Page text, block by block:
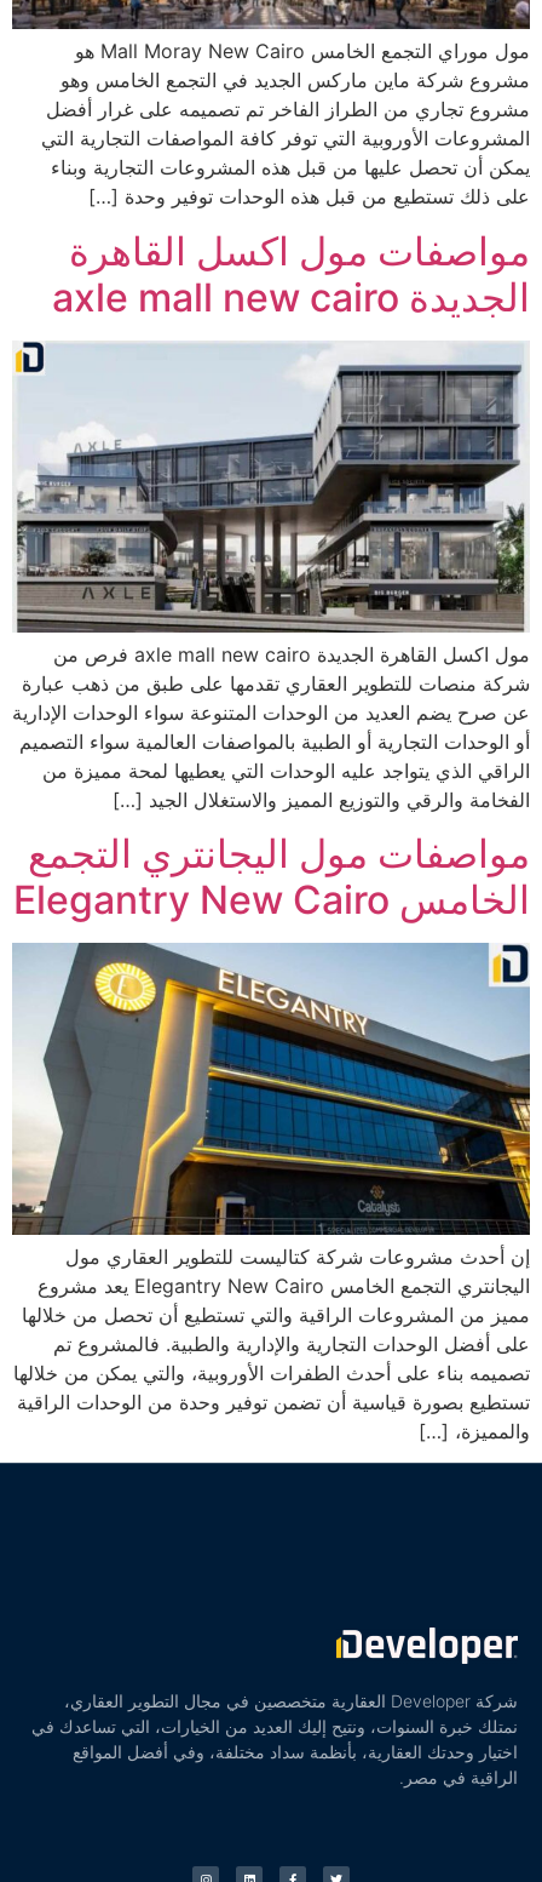
مول موراي التجمع الخامس Mall Moray New Cairo هو
مشروع شركة ماين ماركس الجديد في التجمع الخامس وهو
مشروع تجاري من الطراز الفاخر تم تصميمه على غرار أفضل
المشروعات الأوروبية التي توفر كافة المواصفات التجارية التي
يمكن أن تحصل عليها من قبل هذه المشروعات التجارية وبناء
على ذلك تستطيع من قبل هذه الوحدات توفير وحدة […]
مواصفات مول اكسل القاهرة
الجديدة axle mall new cairo
مول اكسل القاهرة الجديدة axle mall new cairo فرص من
شركة منصات للتطوير العقاري تقدمها على طبق من ذهب عبارة
عن صرح يضم العديد من الوحدات المتنوعة سواء الوحدات الإدارية
أو الوحدات التجارية أو الطبية بالمواصفات العالمية سواء التصميم
الراقي الذي يتواجد عليه الوحدات التي يعطيها لمحة مميزة من
الفخامة والرقي والتوزيع المميز والاستغلال الجيد […]
مواصفات مول اليجانتري التجمع
الخامس Elegantry New Cairo
إن أحدث مشروعات شركة كتاليست للتطوير العقاري مول
اليجانتري التجمع الخامس Elegantry New Cairo يعد مشروع
مميز من المشروعات الراقية والتي تستطيع أن تحصل من خلالها
على أفضل الوحدات التجارية والإدارية والطبية. فالمشروع تم
تصميمه بناء على أحدث الطفرات الأوروبية، والتي يمكن من خلالها
تستطيع بصورة قياسية أن تضمن توفير وحدة من الوحدات الراقية
والمميزة، […]
شركة Developer العقارية متخصصين في مجال التطوير العقاري،
نمتلك خبرة السنوات، ونتيح إليك العديد من الخيارات، التي تساعدك في
اختيار وحدتك العقارية، بأنظمة سداد مختلفة، وفي أفضل المواقع
الراقية في مصر.